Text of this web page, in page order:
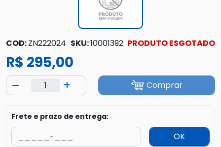
COD:ZN222024 SKU:10001392 PRODUTO ESGOTADO
R$ 295,00
Comprar
Frete e prazo de entrega:
OK